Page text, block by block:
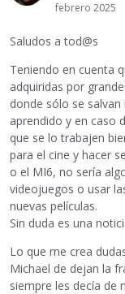
febrero 2025
Saludos a tod@s
Teniendo en cuenta
adquiridas por
donde sólo se
aprendido y en caso
que se lo trabajen
para el cine y hacer
o el MI6, no sería
videojuegos o usar
nuevas películas.
Sin duda es una
Lo que me crea
Michael de dejan la
siempre les decía de